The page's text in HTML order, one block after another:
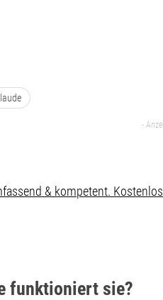
& kompetent.
funktioniert sie?